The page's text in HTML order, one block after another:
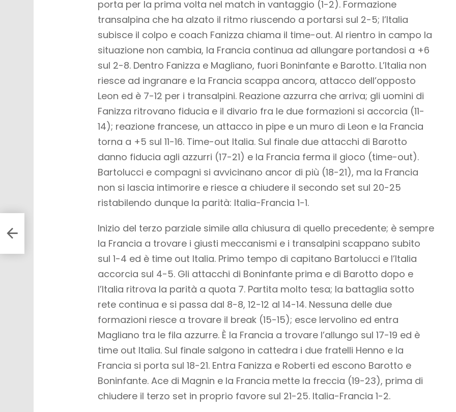
porta per la prima volta nel match in vantaggio (1-2). Formazione
transalpina che ha alzato il ritmo riuscendo a portarsi sul 2-5; l’Italia
subisce il colpo e coach Fanizza chiama il time-out. Al rientro in campo la
situazione non cambia, la Francia continua ad allungare portandosi a +6
sul 2-8. Dentro Fanizza e Magliano, fuori Boninfante e Barotto. L’Italia non
riesce ad ingranare e la Francia scappa ancora, attacco dell’opposto
Leon ed è 7-12 per i transalpini. Reazione azzurra che arriva; gli uomini di
Fanizza ritrovano fiducia e il divario fra le due formazioni si accorcia (11-
14); reazione francese, un attacco in pipe e un muro di Leon e la Francia
torna a +5 sul 11-16. Time-out Italia. Sul finale due attacchi di Barotto
danno fiducia agli azzurri (17-21) e la Francia ferma il gioco (time-out).
Bartolucci e compagni si avvicinano ancor di più (18-21), ma la Francia
non si lascia intimorire e riesce a chiudere il secondo set sul 20-25
ristabilendo dunque la parità: Italia-Francia 1-1.
Inizio del terzo parziale simile alla chiusura di quello precedente; è sempre
la Francia a trovare i giusti meccanismi e i transalpini scappano subito
sul 1-4 ed è time out Italia. Primo tempo di capitano Bartolucci e l’Italia
accorcia sul 4-5. Gli attacchi di Boninfante prima e di Barotto dopo e
l’Italia ritrova la parità a quota 7. Partita molto tesa; la battaglia sotto
rete continua e si passa dal 8-8, 12-12 al 14-14. Nessuna delle due
formazioni riesce a trovare il break (15-15); esce Iervolino ed entra
Magliano tra le fila azzurre. È la Francia a trovare l’allungo sul 17-19 ed è
time out Italia. Sul finale salgono in cattedra i due fratelli Henno e la
Francia si porta sul 18-21. Entra Fanizza e Roberti ed escono Barotto e
Boninfante. Ace di Magnin e la Francia mette la freccia (19-23), prima di
chiudere il terzo set in proprio favore sul 21-25. Italia-Francia 1-2.